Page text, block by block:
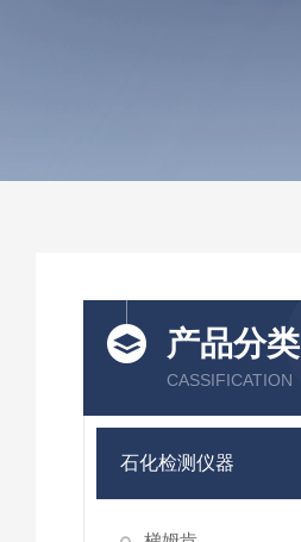
产品分类
CASSIFICATION
石化检测仪器